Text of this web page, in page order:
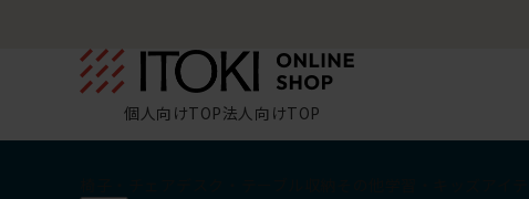
個人向けTOP法人向けTOP